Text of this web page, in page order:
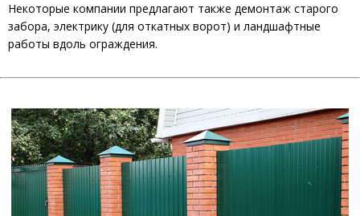
Некоторые компании предлагают также демонтаж старого
забора, электрику (для откатных ворот) и ландшафтные
работы вдоль ограждения.